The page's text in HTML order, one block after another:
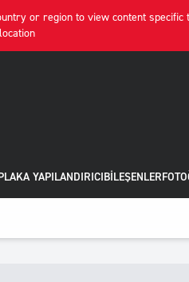
or region to view content specific
YAPILANDIRICIBILEŞENLER